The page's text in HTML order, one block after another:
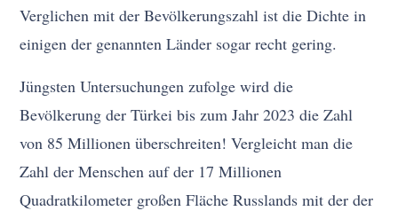
Verglichen mit der Bevölkerungszahl ist die Dichte in
einigen der genannten Länder sogar recht gering.
Jüngsten Untersuchungen zufolge wird die
Bevölkerung der Türkei bis zum Jahr 2023 die Zahl
von 85 Millionen überschreiten! Vergleicht man die
Zahl der Menschen auf der 17 Millionen
Quadratkilometer großen Fläche Russlands mit der der